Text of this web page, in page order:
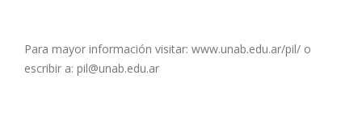
Para mayor información visitar: www.unab.edu.ar/pil/ o
escribir a: pil@unab.edu.ar